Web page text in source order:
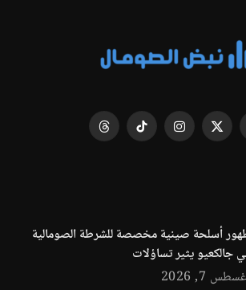
X
الانستغرامتيكتوك Threads
أسلحة صينية مخصصة للشرطة الصومالية
جالكعيو يثير تساؤلات
7, 2026